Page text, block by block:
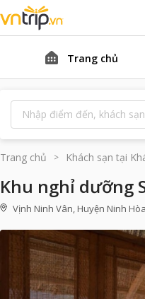
Trang chủ
Trang chủ Khách sạn tại
Khu nghỉ dưỡng
Vịnh Ninh Vân, Huyện Ninh